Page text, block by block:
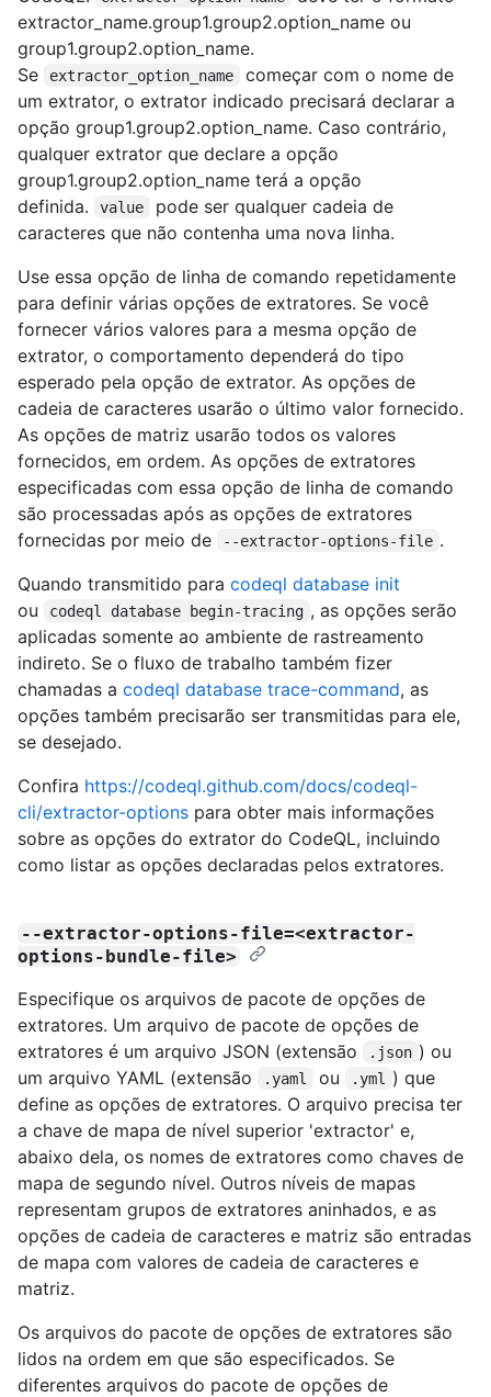
extractor_name.group1.group2.option_name ou
group1.group2.option_name.
Se
extractor_option_name
começar com o nome de
um extrator, o extrator indicado precisará declarar a
opção group1.group2.option_name. Caso contrário,
qualquer extrator que declare a opção
group1.group2.option_name terá a opção
definida.
value
pode ser qualquer cadeia de
caracteres que não contenha uma nova linha.
Use essa opção de linha de comando repetidamente
para definir várias opções de extratores. Se você
fornecer vários valores para a mesma opção de
extrator, o comportamento dependerá do tipo
esperado pela opção de extrator. As opções de
cadeia de caracteres usarão o último valor fornecido.
As opções de matriz usarão todos os valores
fornecidos, em ordem. As opções de extratores
especificadas com essa opção de linha de comando
são processadas após as opções de extratores
fornecidas por meio de
--extractor-options-file .
Quando transmitido para codeql database init
ou
codeql database begin-tracing , as opções serão
aplicadas somente ao ambiente de rastreamento
indireto. Se o fluxo de trabalho também fizer
chamadas a codeql database trace-command, as
opções também precisarão ser transmitidas para ele,
se desejado.
Confira https://codeql.github.com/docs/codeql-
cli/extractor-options para obter mais informações
sobre as opções do extrator do CodeQL, incluindo
como listar as opções declaradas pelos extratores.
--extractor-options-file=<extractor-
options-bundle-file>
Especifique os arquivos de pacote de opções de
extratores. Um arquivo de pacote de opções de
extratores é um arquivo JSON (extensão
.json ) ou
um arquivo YAML (extensão
.yaml ou .yml
) que
define as opções de extratores. O arquivo precisa ter
a chave de mapa de nível superior 'extractor' e,
abaixo dela, os nomes de extratores como chaves de
mapa de segundo nível. Outros níveis de mapas
representam grupos de extratores aninhados, e as
opções de cadeia de caracteres e matriz são entradas
de mapa com valores de cadeia de caracteres e
matriz.
Os arquivos do pacote de opções de extratores são
lidos na ordem em que são especificados. Se
diferentes arquivos do pacote de opções de